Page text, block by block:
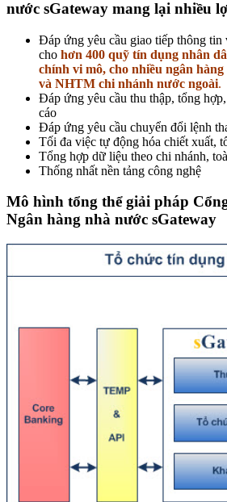
nước sGateway mang lại nhiều
Đáp ứng yêu cầu giao tiếp thông tin
cho hơn 400 quỹ tín dụng nhân
chính vi mô, cho nhiều ngân
và NHTM chi nhánh nước ngoài.
Đáp ứng yêu cầu thu thập, tổng
cáo
Đáp ứng yêu cầu chuyển đổi lệnh
Tối đa việc tự động hóa chiết xuất,
Tổng hợp dữ liệu theo chi nhánh,
Thống nhất nền tảng công nghệ
Mô hình tổng thể giải pháp
Ngân hàng nhà nước sGateway